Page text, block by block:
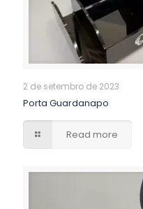
2 de setembro de 2023
Porta Guardanapo
Read more